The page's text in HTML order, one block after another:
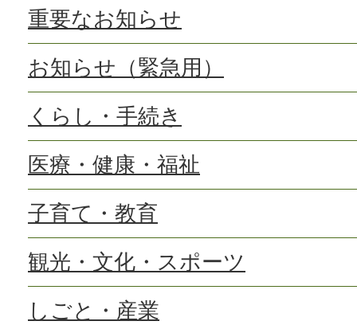
重要なお知らせ
お知らせ（緊急用）
くらし・手続き
医療・健康・福祉
子育て・教育
観光・文化・スポーツ
しごと・産業